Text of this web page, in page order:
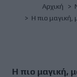
Αρχική
Η πιο μαγική,
Η πιο μαγική,